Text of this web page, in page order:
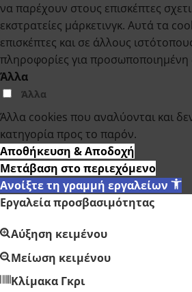
να παρέχουν στους επισκέπτες
εκστρατείες μάρκετινγκ. Αυτά τα
επισκέπτες και σε άλλους
πληροφορίες για προσωποποιημένη
Άλλα
Άλλα
Άλλα cookies που αναλύονται και
κατηγορία προς το παρόν.
Αποθήκευση & Αποδοχή
Μετάβαση στο περιεχόμενο
Ανοίξτε τη γραμμή εργαλείων
Εργαλεία προσβασιμότητας
Αύξηση κειμένου
Μείωση κειμένου
Κλίμακα Γκρι